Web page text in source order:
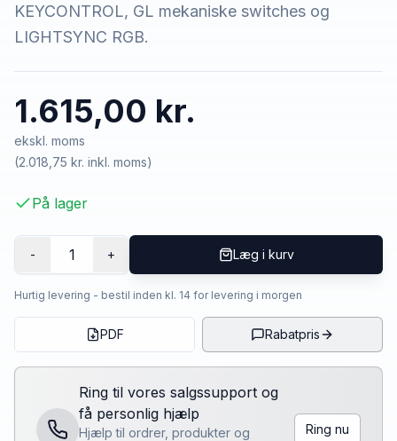
KEYCONTROL, GL mekaniske switches og
LIGHTSYNC RGB.
1.615,00 kr.
ekskl. moms
(2.018,75 kr. inkl. moms)
På lager
- 1 + Læg i kurv
Hurtig levering - bestil inden kl. 14 for levering i morgen
PDF Rabatpris
Ring til vores salgssupport og
få personlig hjælp
Hjælp til ordrer, produkter og
Ring nu